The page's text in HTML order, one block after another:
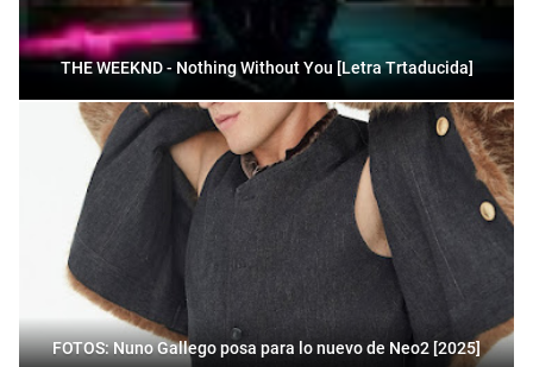
THE WEEKND - Nothing Without You [Letra Trtaducida]
FOTOS: Nuno Gallego posa para lo nuevo de Neo2 [2025]